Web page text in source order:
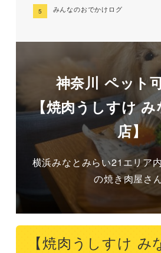
みんなのおでかけログ
神奈川 ペット
【焼肉うしすけ
店】
横浜みなとみらい21エリア
の焼き肉屋さ
【焼肉うしすけ み